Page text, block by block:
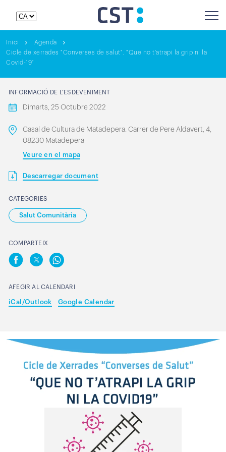
Inici
Agenda
Cicle de xerrades "Converses de salut". "Que no t'atrapi la grip ni la
Covid-19"
INFORMACIÓ DE L’ESDEVENIMENT
Dimarts, 25 Octubre 2022
Casal de Cultura de Matadepera. Carrer de Pere Aldavert, 4,
08230 Matadepera
Veure en el mapa
Descarregar document
CATEGORIES
Salut Comunitària
COMPARTEIX
AFEGIR AL CALENDARI
iCal/Outlook Google Calendar